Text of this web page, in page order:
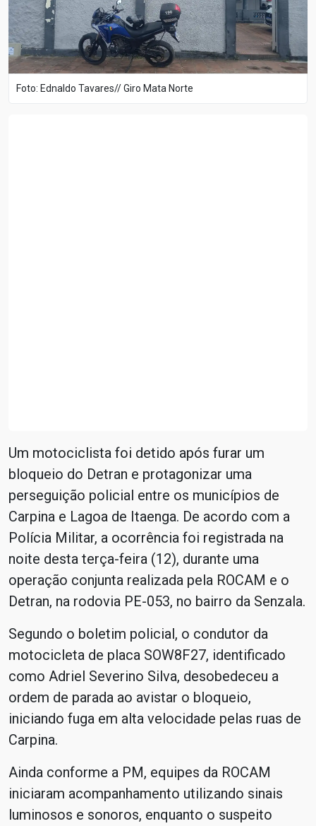
Foto: Ednaldo Tavares// Giro Mata Norte
Um motociclista foi detido após furar um
bloqueio do Detran e protagonizar uma
perseguição policial entre os municípios de
Carpina e Lagoa de Itaenga. De acordo com a
Polícia Militar, a ocorrência foi registrada na
noite desta terça-feira (12), durante uma
operação conjunta realizada pela ROCAM e o
Detran, na rodovia PE-053, no bairro da Senzala.
Segundo o boletim policial, o condutor da
motocicleta de placa SOW8F27, identificado
como Adriel Severino Silva, desobedeceu a
ordem de parada ao avistar o bloqueio,
iniciando fuga em alta velocidade pelas ruas de
Carpina.
Ainda conforme a PM, equipes da ROCAM
iniciaram acompanhamento utilizando sinais
luminosos e sonoros, enquanto o suspeito